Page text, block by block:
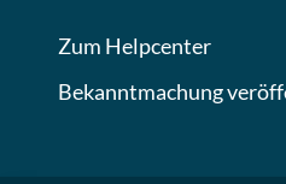
Zum Helpcenter
Bekanntmachung